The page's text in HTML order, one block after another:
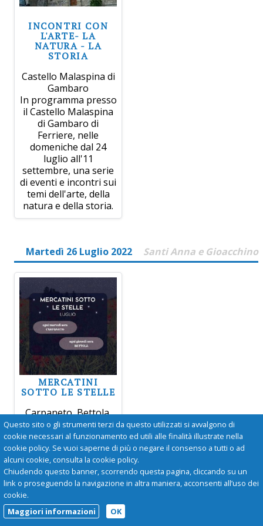
INCONTRI CON
L'ARTE- LA
NATURA - LA
STORIA
Castello Malaspina di
Gambaro
In programma presso
il Castello Malaspina
di Gambaro di
Ferriere, nelle
domeniche dal 24
luglio all'11
settembre, una serie
di eventi e incontri sui
temi dell'arte, della
natura e della storia.
Martedì 26 Luglio 2022 Santi Anna e Gioacchino
MERCATINI
SOTTO LE STELLE
Carpaneto, Bettola.
Ogni martedì sera a
Carpaneto e ogni
giovedì sera a
Bettola, bancarelle,
musica e negozi
aperti.
Questo sito o gli strumenti terzi da questo utilizzati si avvalgono di
cookie necessari al funzionamento ed utili alle finalità illustrate nella
cookie policy. Se vuoi saperne di più o negare il consenso a tutti o ad
alcuni cookie, consulta la cookie policy.
Chiudendo questo banner, scorrendo questa pagina, cliccando su un
link o proseguendo la navigazione in altra maniera, acconsenti all’uso dei
cookie.
Maggiori informazioni
OK